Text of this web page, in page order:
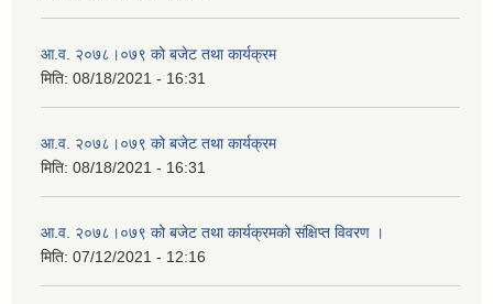
आ.व. २०७८।०७९ को बजेट तथा कार्यक्रम
मिति: 08/18/2021 - 16:31
आ.व. २०७८।०७९ को बजेट तथा कार्यक्रम
मिति: 08/18/2021 - 16:31
आ.व. २०७८।०७९ को बजेट तथा कार्यक्रमको संक्षिप्त विवरण ।
मिति: 07/12/2021 - 12:16